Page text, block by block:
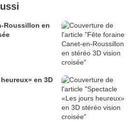
Roussillon en
en 3D